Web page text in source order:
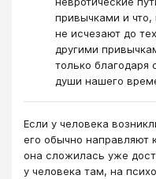
привычками и
не исчезают до
другими
только
души нашего
Если у человека
его обычно направляют
она сложилась уже
у человека там, на